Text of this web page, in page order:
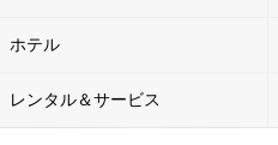
ホテル
レンタル＆サービス